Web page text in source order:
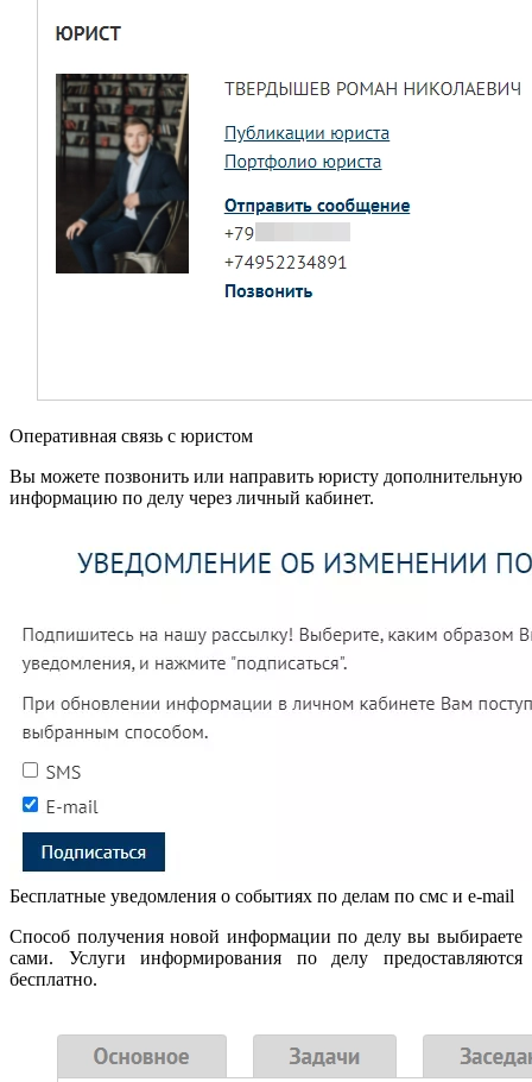
Оперативная связь с юристом
Вы можете позвонить или направить юристу дополнительную
информацию по делу через личный кабинет.
Бесплатные уведомления о событиях по делам по смс и e-mail
Способ получения новой информации по делу вы выбираете
сами. Услуги информирования по делу предоставляются
бесплатно.